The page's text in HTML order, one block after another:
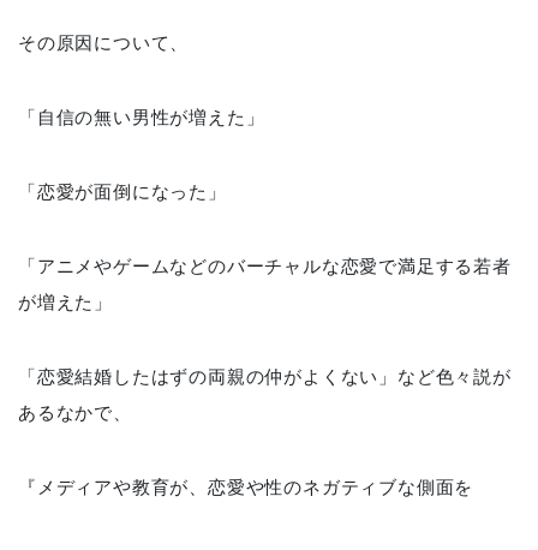
その原因について、
「自信の無い男性が増えた」
「恋愛が面倒になった」
「アニメやゲームなどのバーチャルな恋愛で満足する若者
が増えた」
「恋愛結婚したはずの両親の仲がよくない」など色々説が
あるなかで、
『メディアや教育が、恋愛や性のネガティブな側面を